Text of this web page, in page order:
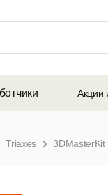
Акции
Triaxes 3DMasterKit